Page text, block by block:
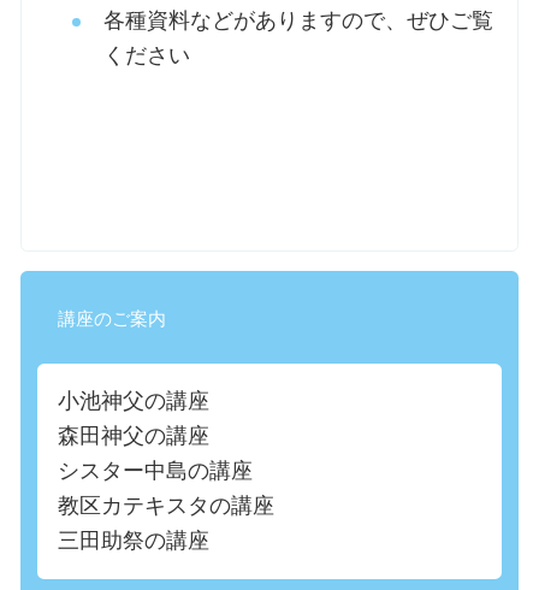
各種資料などがありますので、ぜひご覧
ください
講座のご案内
小池神父の講座
森田神父の講座
シスター中島の講座
教区カテキスタの講座
三田助祭の講座